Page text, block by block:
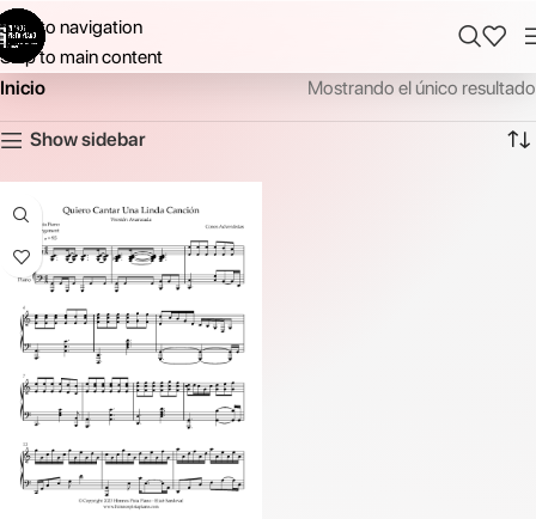
Skip to navigation
Skip to main content
Inicio
Mostrando el único resultado
Show sidebar